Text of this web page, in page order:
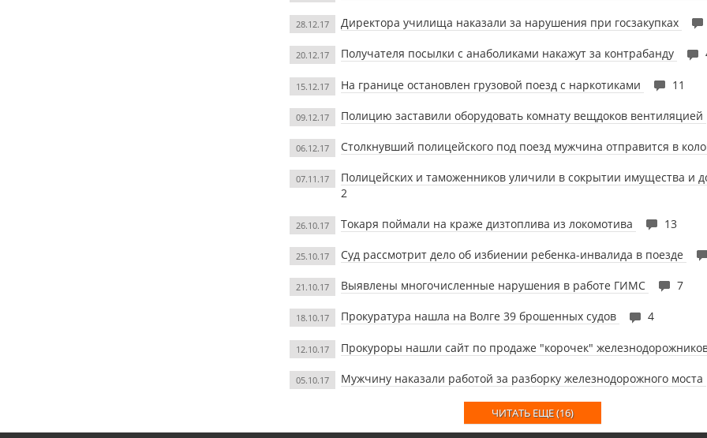
28.12.17 Директора училища наказали за нарушения при госзакупках
20.12.17 Получателя посылки с анаболиками накажут за контрабанду
15.12.17 На границе остановлен грузовой поезд с наркотиками 11
09.12.17 Полицию заставили оборудовать комнату вещдоков вентиляцией
06.12.17 Столкнувший полицейского под поезд мужчина отправится в
07.11.17
Полицейских и таможенников уличили в сокрытии имущества и
2
26.10.17 Токаря поймали на краже дизтоплива из локомотива 13
25.10.17 Суд рассмотрит дело об избиении ребенка-инвалида в поезде
21.10.17 Выявлены многочисленные нарушения в работе ГИМС 7
18.10.17 Прокуратура нашла на Волге 39 брошенных судов 4
12.10.17 Прокуроры нашли сайт по продаже "корочек"
05.10.17 Мужчину наказали работой за разборку железнодорожного моста
ЧИТАТЬ ЕЩЕ (16)